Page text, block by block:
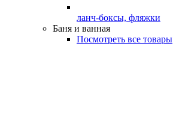
ланч-боксы, фляжки
Баня и ванная
Посмотреть все товары